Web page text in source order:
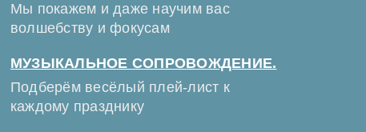
Мы покажем и даже научим вас
волшебству и фокусам
МУЗЫКАЛЬНОЕ СОПРОВОЖДЕНИЕ.
Подберём весёлый плей-лист к
каждому празднику